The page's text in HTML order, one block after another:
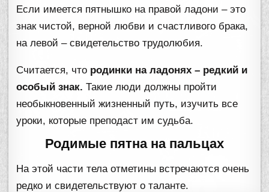
Если имеется пятнышко на правой ладони – это
знак чистой, верной любви и счастливого брака,
на левой – свидетельство трудолюбия.
Считается, что родинки на ладонях – редкий и
особый знак. Такие люди должны пройти
необыкновенный жизненный путь, изучить все
уроки, которые преподаст им судьба.
Родимые пятна на пальцах
На этой части тела отметины встречаются очень
редко и свидетельствуют о таланте.